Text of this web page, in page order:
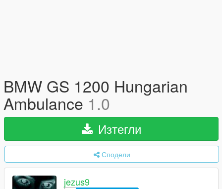
BMW GS 1200 Hungarian
Ambulance 1.0
Изтегли
Сподели
jezus9